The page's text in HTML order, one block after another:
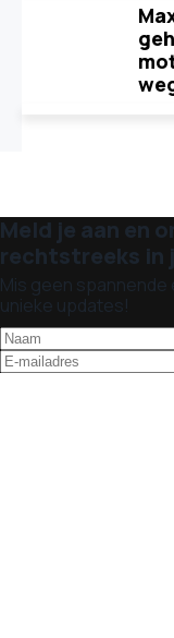
Meld je aan en
rechtstreeks in
Mis geen
unieke updates!